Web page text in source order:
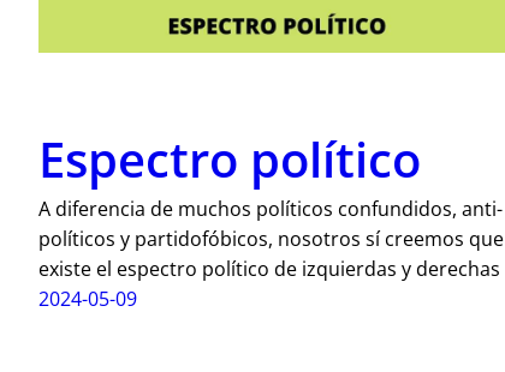
Espectro político
A diferencia de muchos políticos confundidos, anti-
políticos y partidofóbicos, nosotros sí creemos que
existe el espectro político de izquierdas y derechas
2024-05-09